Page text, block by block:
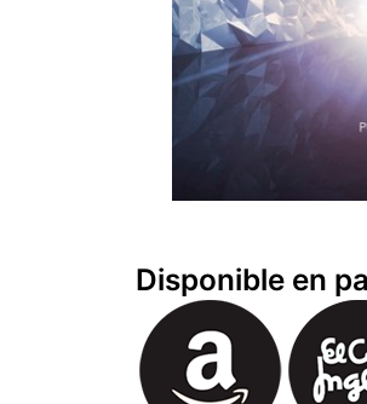
Disponible en